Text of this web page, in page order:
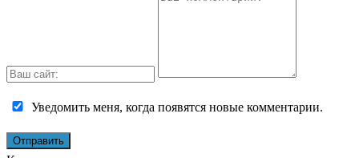
Уведомить меня, когда появятся новые комментарии.